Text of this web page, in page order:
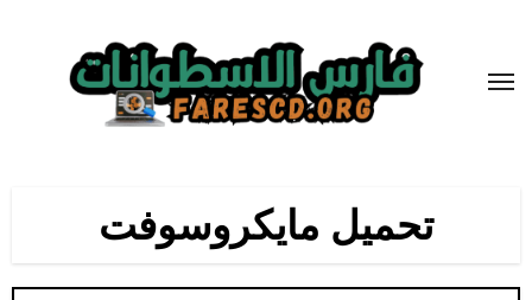
المحتوى
تحميل مايكروسوفت